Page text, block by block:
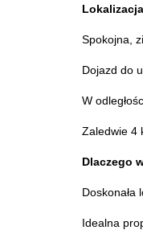
Spokojna,
Dojazd do
W
Zaledwie 4
Dlaczego
Doskonała
Idealna